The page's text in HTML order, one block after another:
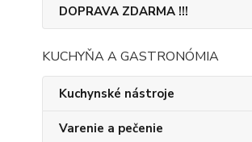
DOPRAVA ZDARMA !!!
KUCHYŇA A GASTRONÓMIA
Kuchynské nástroje
Varenie a pečenie